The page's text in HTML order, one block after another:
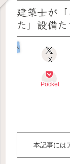
建築士が
た」設備た
いえのコダワリ
X
Pocket
本記事には